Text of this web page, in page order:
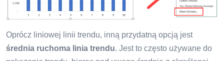
Oprócz liniowej linii trendu, inną przydatną opcją jest
średnia ruchoma linia trendu. Jest to często używane do